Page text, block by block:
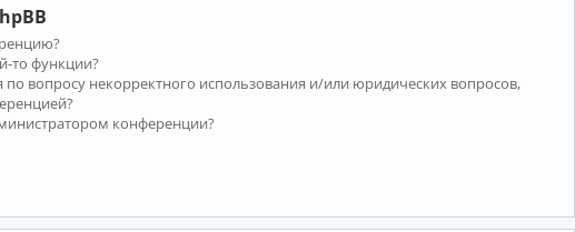
то функции?
по вопросу некорректного использования и/или юридических вопросов,
конференции?